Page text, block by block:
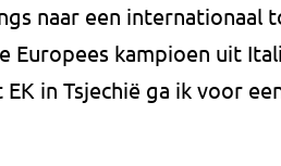
naar een internationaal
Europees kampioen uit
in Tsjechië ga ik voor